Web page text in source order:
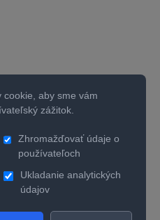
aby sme vám
zážitok.
Zhromažďovať údaje o
používateľoch
Ukladanie analytických
údajov